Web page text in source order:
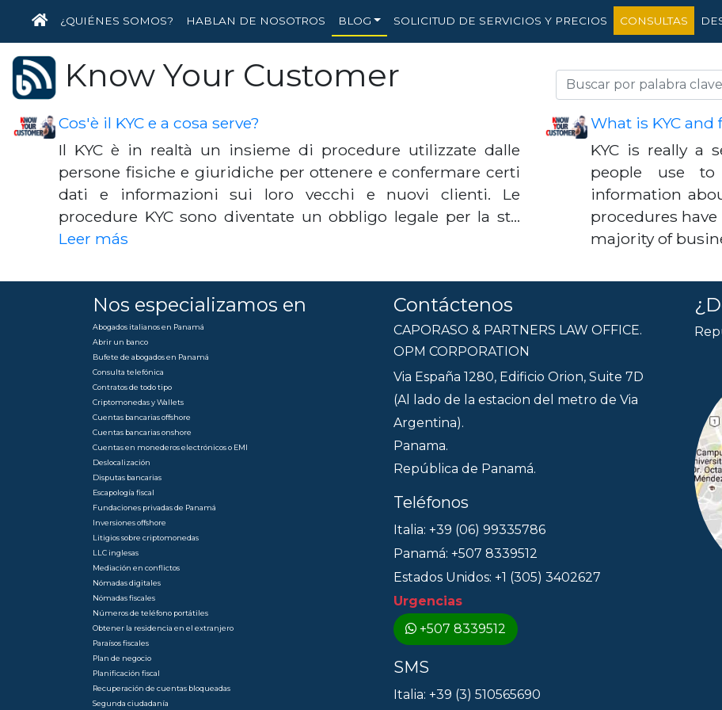
INICIO
¿QUIÉNES SOMOS? HABLAN DE NOSOTROS BLOG SOLICITUD DE SERVICIOS Y PRECIOS CONSULTAS
Know Your Customer
Cos'è il KYC e a cosa serve?
Il KYC è in realtà un insieme di procedure utilizzate dalle
persone fisiche e giuridiche per ottenere e confermare certi
dati e informazioni sui loro vecchi e nuovi clienti. Le
procedure KYC sono diventate un obbligo legale per la st…
Leer más
What is KYC
KYC is really a
people use
information
procedures
majority of
Nos especializamos en
Abogados italianos en Panamá
Abrir un banco
Bufete de abogados en Panamá
Consulta telefónica
Contratos de todo tipo
Criptomonedas y Wallets
Cuentas bancarias offshore
Cuentas bancarias onshore
Cuentas en monederos electrónicos o EMI
Deslocalización
Disputas bancarias
Escapología fiscal
Fundaciones privadas de Panamá
Inversiones offshore
Litigios sobre criptomonedas
LLC inglesas
Mediación en conflictos
Nómadas digitales
Nómadas fiscales
Números de teléfono portátiles
Obtener la residencia en el extranjero
Paraísos fiscales
Plan de negocio
Planificación fiscal
Recuperación de cuentas bloqueadas
Segunda ciudadanía
Contáctenos
CAPORASO & PARTNERS LAW OFFICE.
OPM CORPORATION
Via España 1280, Edificio Orion, Suite 7D
(Al lado de la estacion del metro de Via
Argentina).
Panama.
República de Panamá.
Teléfonos
Italia: +39 (06) 99335786
Panamá: +507 8339512
Estados Unidos: +1 (305) 3402627
Urgencias
+507 8339512
SMS
Italia: +39 (3) 510565690